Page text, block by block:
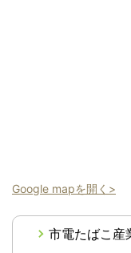
Google mapを開く>
市電たばこ産